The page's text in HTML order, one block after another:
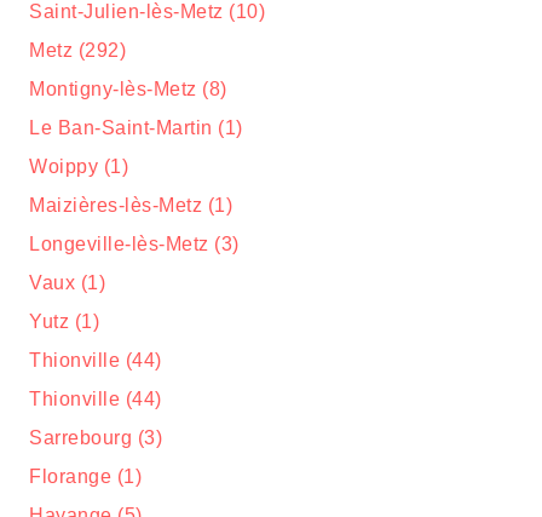
Saint-Julien-lès-Metz (10)
Metz (292)
Montigny-lès-Metz (8)
Le Ban-Saint-Martin (1)
Woippy (1)
Maizières-lès-Metz (1)
Longeville-lès-Metz (3)
Vaux (1)
Yutz (1)
Thionville (44)
Thionville (44)
Sarrebourg (3)
Florange (1)